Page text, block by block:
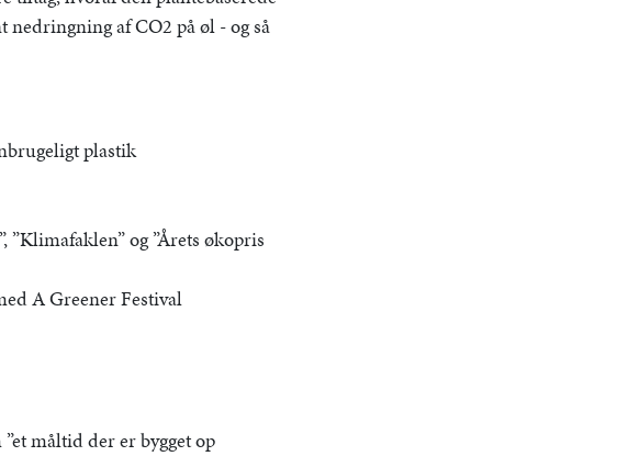
af CO2 på øl - og så
plastik
og ”Årets økopris
A Greener Festival
måltid der er bygget op